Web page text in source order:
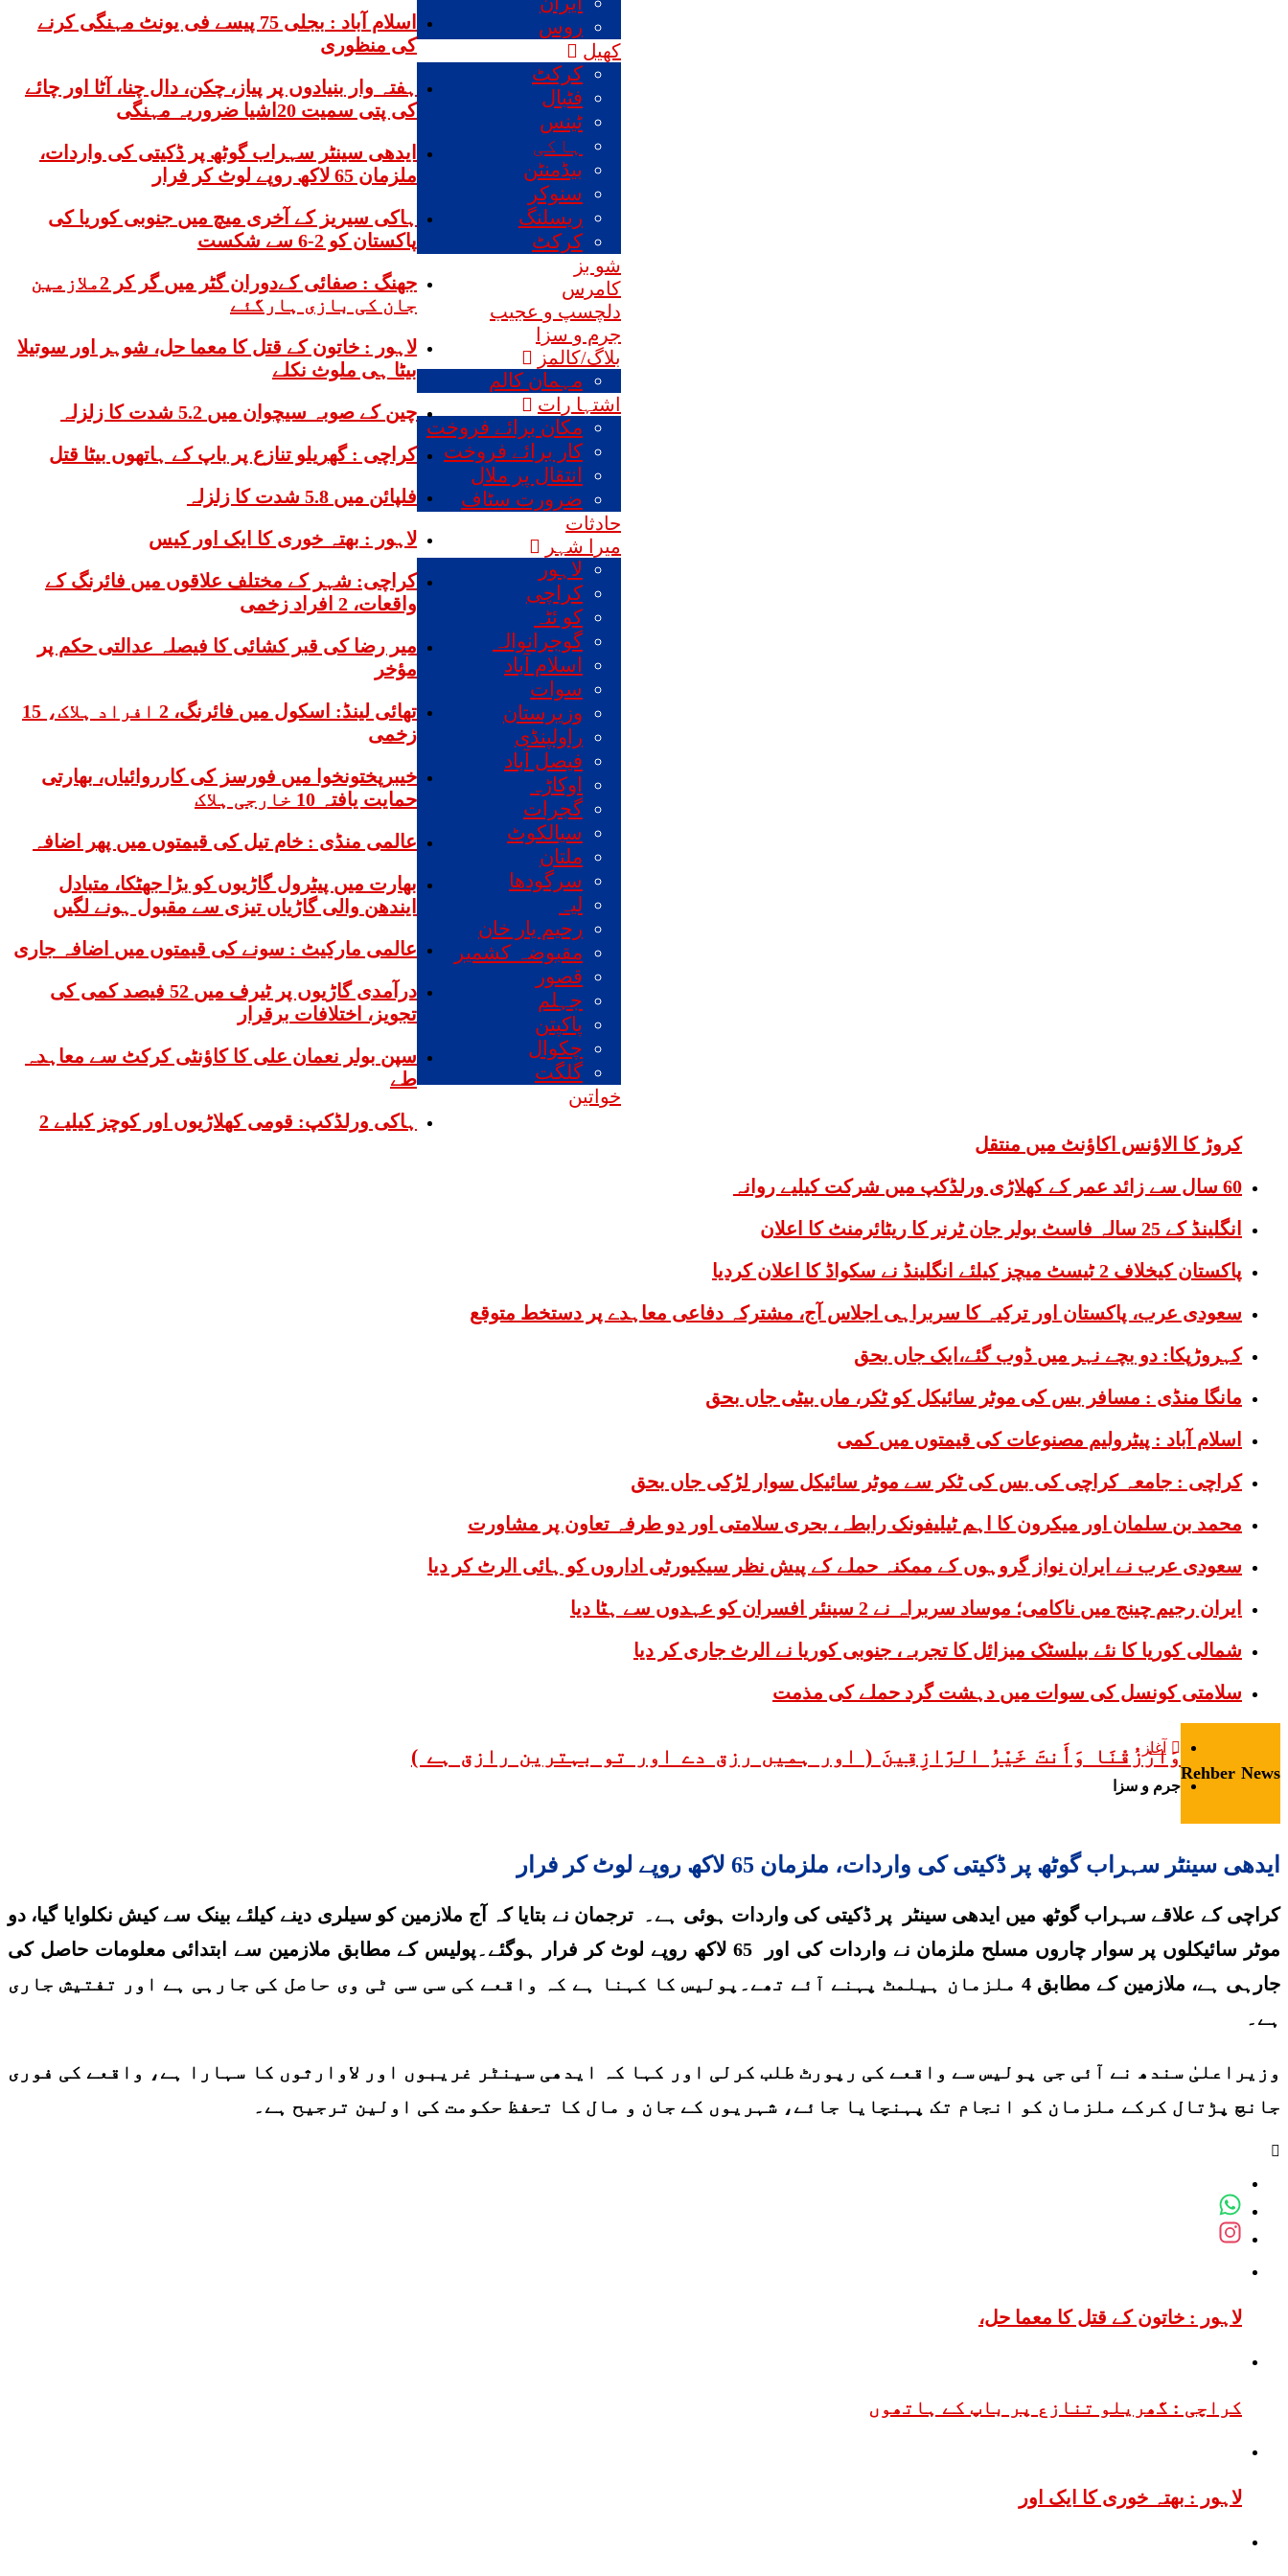
روس
کھیل
کرکٹ
فٹبال
ٹینس
ہاکی
بیڈمنٹن
سنوکر
ریسلنگ
کرکٹ
شو بز
کامرس
دلچسپ و عجیب
جرم و سزا
بلاگ/کالمز
مہمان کالم
اشتہا رات
مکان برائے فروخت
کار برائے فروخت
انتقال پر ملال
ضرورت سٹاف
حادثات
میرا شہر
لاہور
کراچی
کو ئٹہ
گوجرانوالہ
اسلام آباد
سوات
وزیرستان
راولپنڈی
فیصل آباد
اوکاڑہ
گجرات
سیالکوٹ
ملتان
سرگودھا
لیہ
رحیم یار خان
مقبوضہ کشمیر
قصور
جہلم
پاکپتن
چکوال
گلگت
خواتین
اسلام آباد : بجلی 75 پیسے فی یونٹ مہنگی کرنے
کی منظوری
ہفتہ وار بنیادوں پر پیاز، چکن، دال چنا، آٹا اور چائے
کی پتی سمیت 20اشیا ضروریہ مہنگی
ایدھی سینٹر سہراب گوٹھ پر ڈکیتی کی واردات،
ملزمان 65 لاکھ روپے لوٹ کر فرار
ہاکی سیریز کے آخری میچ میں جنوبی کوریا کی
پاکستان کو 2-6 سے شکست
جھنگ : صفائی کےدوران گٹر میں گر کر 2ملازمین
جان کی بازی ہارگئے
لاہور : خاتون کے قتل کا معما حل، شوہر اور سوتیلا
بیٹا ہی ملوث نکلے
چین کے صوبہ سیچوان میں 5.2 شدت کا زلزلہ
کراچی : گھریلو تنازع پر باپ کے ہاتھوں بیٹا قتل
فلپائن میں 5.8 شدت کا زلزلہ
لاہور : بھتہ خوری کا ایک اور کیس
کراچی: شہر کے مختلف علاقوں میں فائرنگ کے
واقعات، 2 افراد زخمی
میر رضا کی قبر کشائی کا فیصلہ عدالتی حکم پر
مؤخر
تھائی لینڈ: اسکول میں فائرنگ، 2 افراد ہلاک، 15
زخمی
خیبرپختونخوا میں فورسز کی کارروائیاں، بھارتی
حمایت یافتہ 10 خارجی ہلاک
عالمی منڈی : خام تیل کی قیمتوں میں پھر اضافہ
بھارت میں پیٹرول گاڑیوں کو بڑا جھٹکا، متبادل
ایندھن والی گاڑیاں تیزی سے مقبول ہونے لگیں
عالمی مارکیٹ : سونے کی قیمتوں میں اضافہ جاری
درآمدی گاڑیوں پر ٹیرف میں 52 فیصد کمی کی
تجویز، اختلافات برقرار
سپن بولر نعمان علی کا کاؤنٹی کرکٹ سے معاہدہ
طے
ہاکی ورلڈکپ: قومی کھلاڑیوں اور کوچز کیلیے 2
کروڑ کا الاؤنس اکاؤنٹ میں منتقل
60 سال سے زائد عمر کے کھلاڑی ورلڈکپ میں شرکت کیلیے روانہ
انگلینڈ کے 25 سالہ فاسٹ بولر جان ٹرنر کا ریٹائرمنٹ کا اعلان
پاکستان کیخلاف 2 ٹیسٹ میچز کیلئے انگلینڈ نے سکواڈ کا اعلان کردیا
سعودی عرب، پاکستان اور ترکیہ کا سربراہی اجلاس آج، مشترکہ دفاعی معاہدے پر دستخط متوقع
کہروڑپکا: دو بچے نہر میں ڈوب گئے،ایک جاں بحق
مانگا منڈی : مسافر بس کی موٹر سائیکل کو ٹکر، ماں بیٹی جاں بحق
اسلام آباد : پیٹرولیم مصنوعات کی قیمتوں میں کمی
کراچی : جامعہ کراچی کی بس کی ٹکر سے موٹر سائیکل سوار لڑکی جاں بحق
محمد بن سلمان اور میکرون کا اہم ٹیلیفونک رابطہ، بحری سلامتی اور دو طرفہ تعاون پر مشاورت
سعودی عرب نے ایران نواز گروہوں کے ممکنہ حملے کے پیش نظر سیکیورٹی اداروں کو ہائی الرٹ کر دیا
ایران رجیم چینج میں ناکامی؛ موساد سربراہ نے 2 سینئر افسران کو عہدوں سے ہٹا دیا
شمالی کوریا کا نئے بیلسٹک میزائل کا تجربہ، جنوبی کوریا نے الرٹ جاری کر دیا
سلامتی کونسل کی سوات میں دہشت گرد حملے کی مذمت
Rehber News
وَارْزُقْنَا وَأَنتَ خَيْرُ الرَّازِقِينَ ( اور ہمیں رزق دے اور تو بہترین رازق ہے )
آغاز
جرم و سزا
ایدھی سینٹر سہراب گوٹھ پر ڈکیتی کی واردات، ملزمان 65 لاکھ روپے لوٹ کر فرار
کراچی کے علاقے سہراب گوٹھ میں ایدھی سینٹر پر ڈکیتی کی واردات ہوئی ہے۔ ترجمان نے بتایا کہ آج ملازمین کو سیلری دینے کیلئے بینک سے کیش نکلوایا گیا، دو
موٹر سائیکلوں پر سوار چاروں مسلح ملزمان نے واردات کی اور 65 لاکھ روپے لوٹ کر فرار ہوگئے۔پولیس کے مطابق ملازمین سے ابتدائی معلومات حاصل کی
جارہی ہے، ملازمین کے مطابق 4 ملزمان ہیلمٹ پہنے آئے تھے۔پولیس کا کہنا ہے کہ واقعے کی سی سی ٹی وی حاصل کی جارہی ہے اور تفتیش جاری
ہے۔
وزیراعلیٰ سندھ نے آئی جی پولیس سے واقعے کی رپورٹ طلب کرلی اور کہا کہ ایدھی سینٹر غریبوں اور لاوارثوں کا سہارا ہے، واقعے کی فوری
جانچ پڑتال کرکے ملزمان کو انجام تک پہنچایا جائے، شہریوں کے جان و مال کا تحفظ حکومت کی اولین ترجیح ہے۔
لاہور : خاتون کے قتل کا معما حل،
کراچی : گھریلو تنازع پر باپ کے ہاتھوں
لاہور : بھتہ خوری کا ایک اور